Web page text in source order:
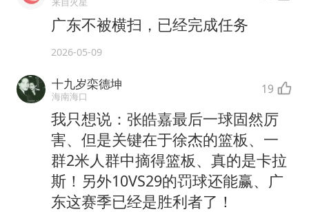
广东不被横扫，已经完成任务
2026-05-09
十九岁栾德坤
海南海口 19
我只想说：张皓嘉最后一球固然厉
害、但是关键在于徐杰的篮板、一
群2米人群中摘得篮板、真的是卡拉
斯！另外10VS29的罚球还能赢、广
东这赛季已经是胜利者了！